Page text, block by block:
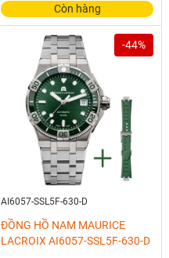
Còn hàng
-44%
AI6057-SSL5F-630-D
ĐỒNG HỒ NAM MAURICE
LACROIX AI6057-SSL5F-630-D